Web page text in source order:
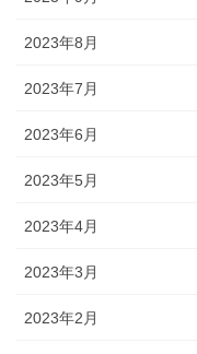
2023年8月
2023年7月
2023年6月
2023年5月
2023年4月
2023年3月
2023年2月